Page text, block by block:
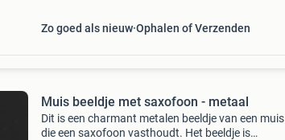
Zo goed als nieuw Ophalen of Verzenden
Muis beeldje met saxofoon - metaal
Dit is een charmant metalen beeldje van een muis
die een saxofoon vasthoudt. Het beeldje is